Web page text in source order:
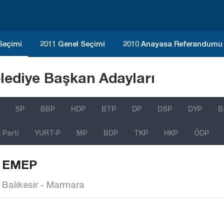
2011 Genel Seçimi 2010 Anayasa Referandumu
Başkan Adayları
SP BBP HDP BTP DP DSP DYP
Parti YURT-P MP BDP TKP HKP ÖDP
EMEP
Balıkesir - Marmara